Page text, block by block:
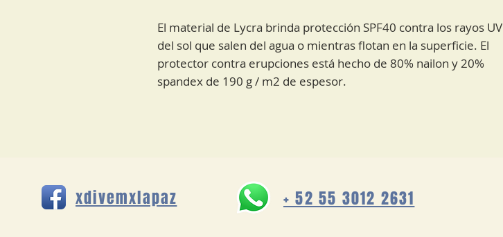
El material de Lycra brinda protección SPF40 contra los rayos UV
del sol que salen del agua o mientras flotan en la superficie. El
protector contra erupciones está hecho de 80% nailon y 20%
spandex de 190 g / m2 de espesor.
xdivemxlapaz + 52 55 3012 2631